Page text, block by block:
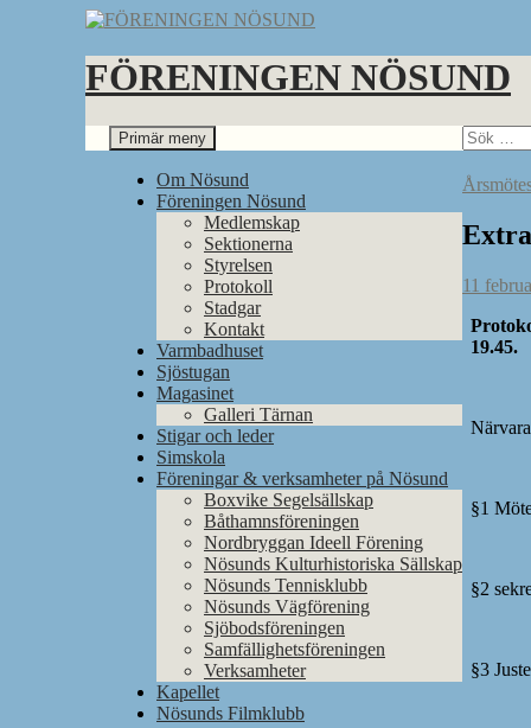
FÖRENINGEN NÖSUND
Sök Primär meny
Om Nösund
Föreningen Nösund
Medlemskap
Sektionerna
Styrelsen
Protokoll
Stadgar
Kontakt
Varmbadhuset
Sjöstugan
Magasinet
Galleri Tärnan
Stigar och leder
Simskola
Föreningar & verksamheter på Nösund
Boxvike Segelsällskap
Båthamnsföreningen
Nordbryggan Ideell Förening
Nösunds Kulturhistoriska Sällskap
Nösunds Tennisklubb
Nösunds Vägförening
Sjöbodsföreningen
Samfällighetsföreningen
Verksamheter
Kapellet
Nösunds Filmklubb
Sök
efter:
11
19.45.
§1
§2
§3